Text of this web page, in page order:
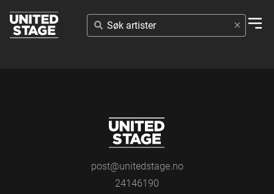
SØK
ARTISTER
post@unitedstage.no
24146190